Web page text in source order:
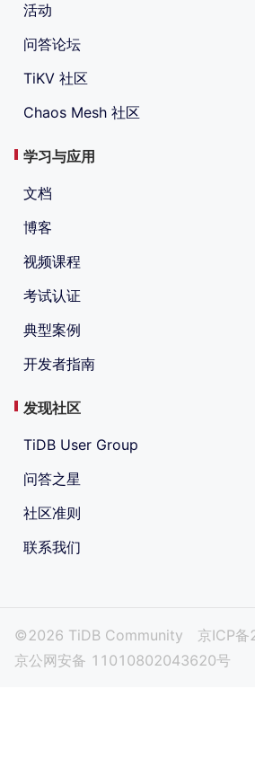
活动
问答论坛
TiKV 社区
Chaos Mesh 社区
学习与应用
文档
博客
视频课程
考试认证
典型案例
开发者指南
发现社区
TiDB User Group
问答之星
社区准则
联系我们
©2026 TiDB Community
京ICP
京公网安备 11010802043620号